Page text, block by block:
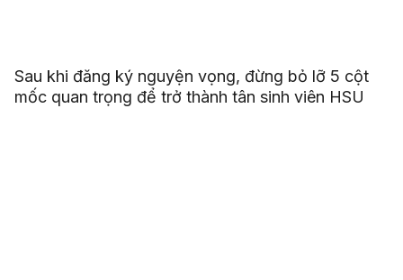
Sau khi đăng ký nguyện vọng, đừng bỏ lỡ 5 cột
mốc quan trọng để trở thành tân sinh viên HSU